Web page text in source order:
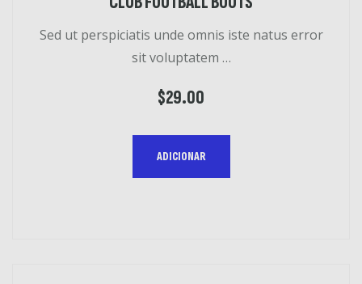
Sed ut perspiciatis unde omnis iste natus error
sit voluptatem …
$29.00
ADICIONAR